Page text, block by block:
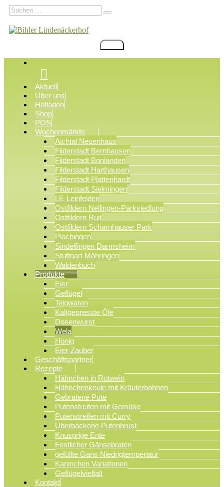
Zum
Inhalt
springen
Suchen
nach:
Suchen
Aktuell
Über uns
Hofladen
Shop
POS
Wochenmärkte
Aichtal Neuenhaus
Filderstadt Bernhausen
Filderstadt Bonlanden
Filderstadt Harthausen
Filderstadt Plattenhardt
Filderstadt Sielmingen
LE-Leinfelden
Ostfildern Nellingen-Parksiedlung
Ostfildern Ruit
Ostfildern Scharnhauser Park
Plochingen
Sindelfingen Darmsheim
Stuttgart Möhringen
Waldenbuch
Produkte
Eier
Geflügel
Teigwaren
Kaltgepresste Öle
Dosenwurst
Wela
Honig
Eier-Zauber
Geschäftspartner
Rezepte
Hähnchen in Rotwein
Hähnchenkeule mit Kräuterbohnen
Gebratene Pute
Putenstreifen mit Gemüse
Putenstreifen mit Curry
Überbackene Putenbrust
Knusprige Ente
Festlicher Gänsebraten
gefüllte Gans Niedrigtemperatur
Kaninchen Variationen
Geflügelvielfalt
Kontakt